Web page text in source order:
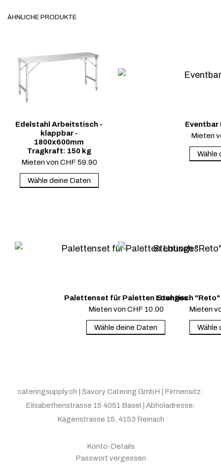
ÄHNLICHE PRODUKTE
Edelstahl Arbeitstisch -
klappbar -
1800x600mm
Tragkraft: 150 kg
Mieten von CHF 59.90
Wähle deine Daten
Eventbar
Mieten
Wähle
Palettenset für Paletten Lounges
Mieten von CHF 10.00
Wähle deine Daten
Stehtisch "Reto"
Mieten
Wähle
cateringsupply.ch | Savory Catering GmbH | Firmensitz:
Elisabethenstrasse 15 4051 Basel | Abholadresse:
Kägenstrasse 15, 4153 Reinach
Konto-Details
Passwort vergessen